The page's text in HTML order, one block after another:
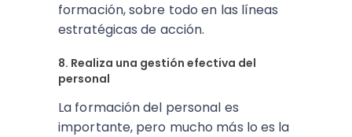
formación, sobre todo en las líneas
estratégicas de acción.
8. Realiza una gestión efectiva del
personal
La formación del personal es
importante, pero mucho más lo es la